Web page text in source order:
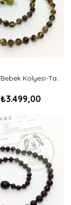
Yeşil Kehribar Bebek Kolyesi-Tam Yuvarlak Kesim
₺3.499,00